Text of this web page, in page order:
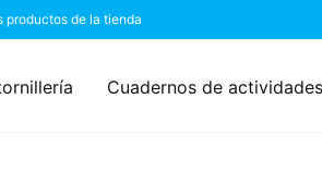
de la tienda
Cuadernos de actividades